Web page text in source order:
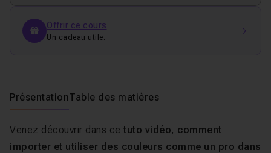
Offrir ce cours
Un cadeau utile.
PrésentationTable des matières
Venez découvrir dans ce tuto vidéo, comment
importer et utiliser des couleurs comme un pro dans